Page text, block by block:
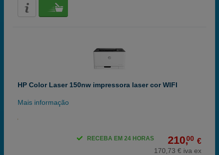
HP Color Laser 150nw impressora laser cor WIFI
Mais informação
210,00 €
170,73 € iva ex
RECEBA EM 24 HORAS